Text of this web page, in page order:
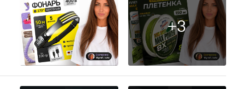
4
+3